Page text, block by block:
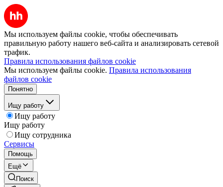
Мы используем файлы cookie, чтобы обеспечивать
правильную работу нашего веб-сайта и анализировать сетевой
трафик.
Правила использования файлов cookie
Мы используем файлы cookie. Правила использования
файлов cookie
Понятно
Ищу работу
Ищу работу
Ищу работу
Ищу сотрудника
Сервисы
Помощь
Ещё
Поиск